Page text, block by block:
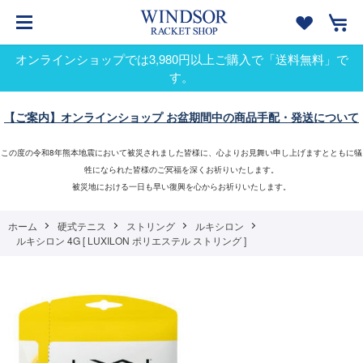
オンラインショップでは3,980円以上ご購入で「送料無料」で
す。
【ご案内】オンラインショップ お盆期間中の商品手配・発送について
この度の令和8年熊本地震において被災されました皆様に、心よりお見舞い申し上げますとともに犠
牲になられた皆様のご冥福を深くお祈りいたします。
被災地における一日も早い復興を心からお祈りいたします。
ホーム 硬式テニス ストリング
ルキシロン
ルキシロン 4G [ LUXILON ポリエステル ストリング ]